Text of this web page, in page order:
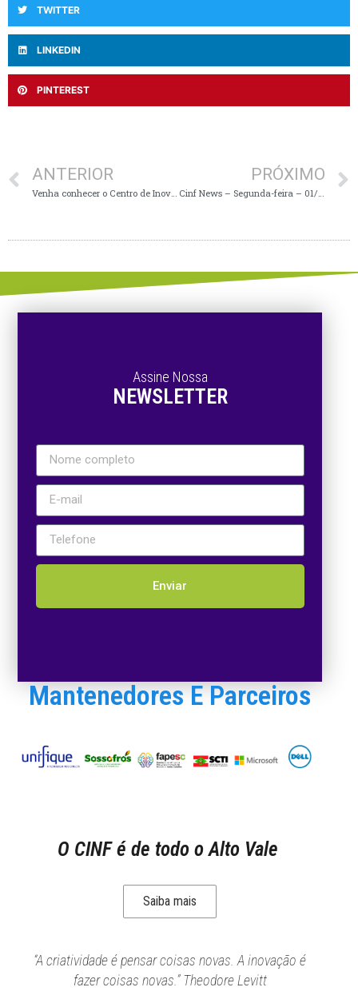
TWITTER
LINKEDIN
PINTEREST
ANTERIOR
Venha conhecer o Centro de Inovação!
PRÓXIMO
Cinf News – Segunda-feira – 01/04/24
Assine Nossa
NEWSLETTER
Enviar
Mantenedores E Parceiros
O CINF é de todo o Alto Vale
Saiba mais
“A criatividade é pensar coisas novas. A inovação é
fazer coisas novas.” Theodore Levitt